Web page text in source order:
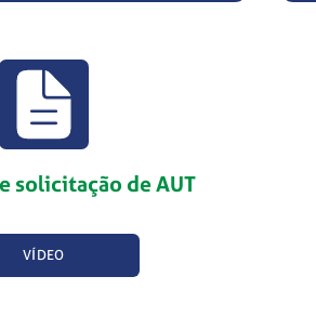
solicitação de AUT
VÍDEO